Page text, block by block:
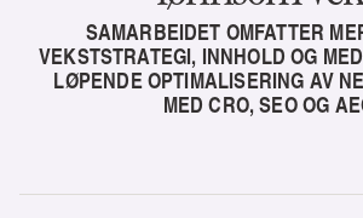
SAMARBEIDET OMFATTER
VEKSTSTRATEGI, INNHOLD OG
LØPENDE OPTIMALISERING AV
MED CRO, SEO OG